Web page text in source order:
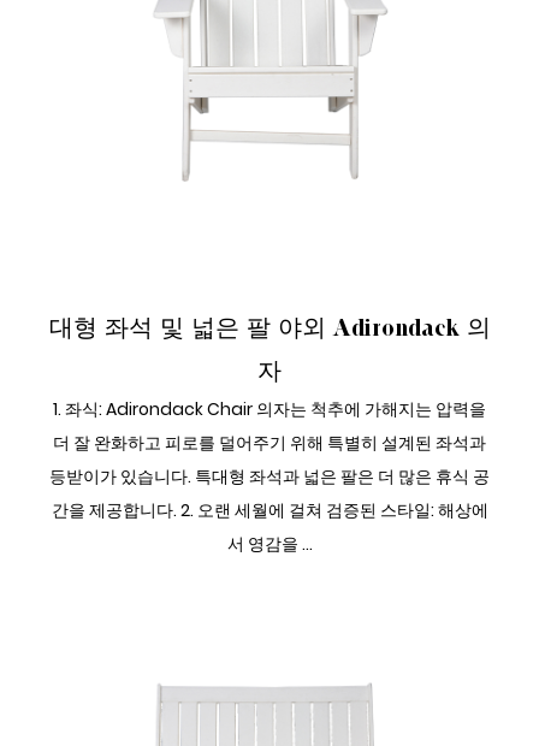
대형 좌석 및 넓은 팔 야외 Adirondack 의
자
1. 좌식: Adirondack Chair 의자는 척추에 가해지는 압력을
더 잘 완화하고 피로를 덜어주기 위해 특별히 설계된 좌석과
등받이가 있습니다. 특대형 좌석과 넓은 팔은 더 많은 휴식 공
간을 제공합니다. 2. 오랜 세월에 걸쳐 검증된 스타일: 해상에
서 영감을 ...